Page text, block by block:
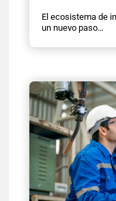
El ecosistema de
un nuevo paso…